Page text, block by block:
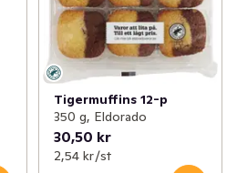
Tigermuffins 12-p
350 g, Eldorado
30,50 kr
2,54 kr /st